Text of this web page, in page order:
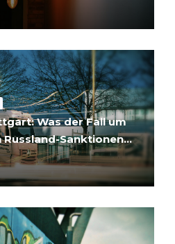
Was der Fall um
Sanktionen